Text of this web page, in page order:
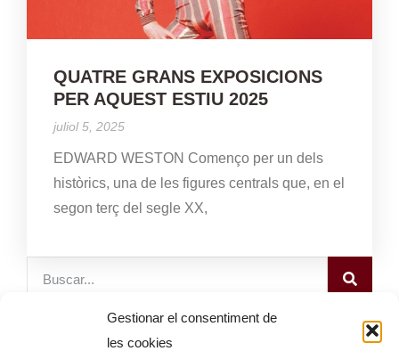
Gestionar el consentiment de
les cookies
QUATRE GRANS EXPOSICIONS
PER AQUEST ESTIU 2025
juliol 5, 2025
EDWARD WESTON Començo per un dels
històrics, una de les figures centrals que, en el
segon terç del segle XX,